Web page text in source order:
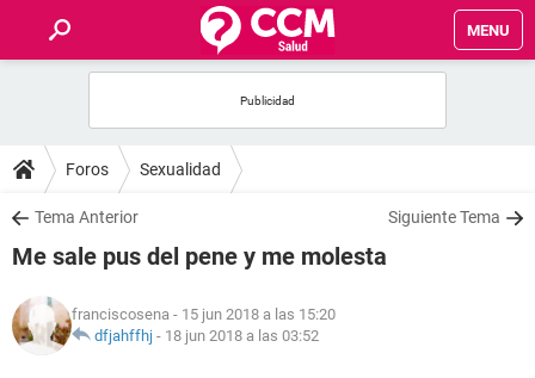
MENU
FOROS
SALUD
NUTRICIÓN
Foros Sexualidad
Tema Anterior Siguiente Tema
Me sale pus del pene y me molesta
franciscosena - 15 jun 2018 a las 15:20
dfjahffhj - 18 jun 2018 a las 03:52